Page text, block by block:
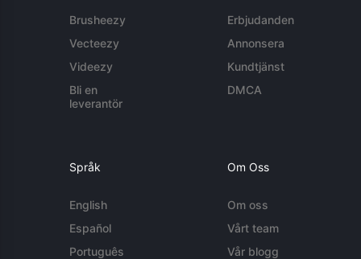
Brusheezy
Vecteezy
Videezy
Bli en
leverantör
Erbjudanden
Annonsera
Kundtjänst
DMCA
Språk
English
Español
Português
Om Oss
Om oss
Vårt team
Vår blogg